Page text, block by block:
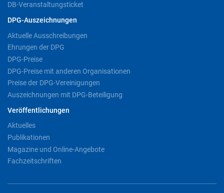
DB-Veranstaltungsticket
DPG-Auszeichnungen
Aktuelle Ausschreibungen
Ehrungen der DPG
DPG-Preise
DPG-Preise mit anderen Organisationen
Preise der DPG-Vereinigungen
Auszeichnungen mit DPG-Beteiligung
Veröffentlichungen
Aktuelles
Publikationen
Magazine und Online-Angebote
Fachzeitschriften